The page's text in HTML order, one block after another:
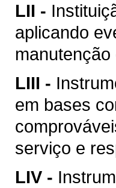
LII -
aplicando
LIII -
em bases
serviço e
LIV -